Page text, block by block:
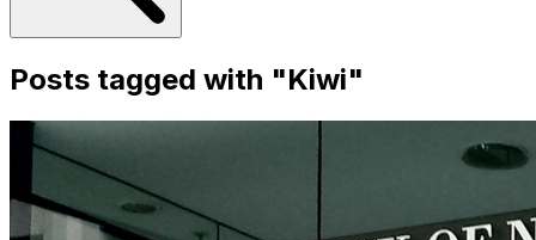
Posts tagged with "Kiwi"